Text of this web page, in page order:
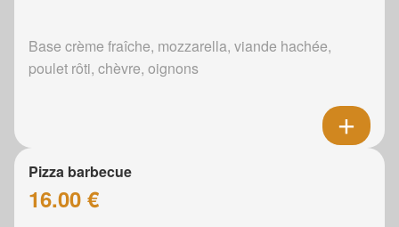
Base crème fraîche, mozzarella, viande hachée,
poulet rôti, chèvre, oignons
Pizza barbecue
16.00 €